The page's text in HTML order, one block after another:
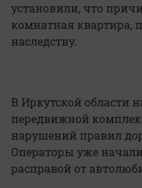
установили, что
комнатная квартира,
наследству.
В Иркутской области
передвижной
нарушений правил
Операторы уже
расправой от